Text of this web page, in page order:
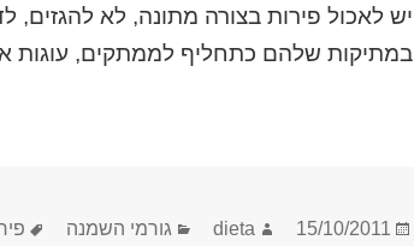
יש לאכול פירות בצורה מתונה, לא
במתיקות שלהם כתחליף לממתקים, עוגות
פורסם
15/10/2011 מחבר
dieta קטגוריות
גורמי השמנה